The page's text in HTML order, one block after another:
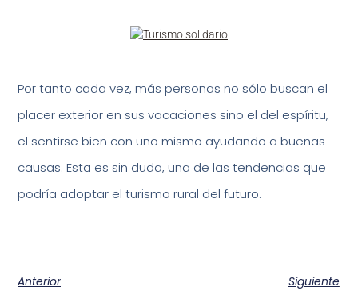
Por tanto cada vez, más personas no sólo buscan el
placer exterior en sus vacaciones sino el del espíritu,
el sentirse bien con uno mismo ayudando a buenas
causas. Esta es sin duda, una de las tendencias que
podría adoptar el turismo rural del futuro.
Anterior
Siguiente